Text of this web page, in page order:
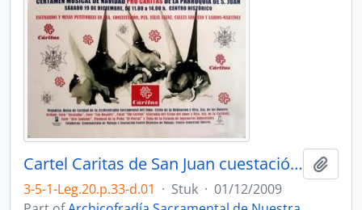
Cartel Caritas de San Juan cuestación 2009.
3-5-1-Leg.20.p.33-d.01 · Stuk · 01/12/2009